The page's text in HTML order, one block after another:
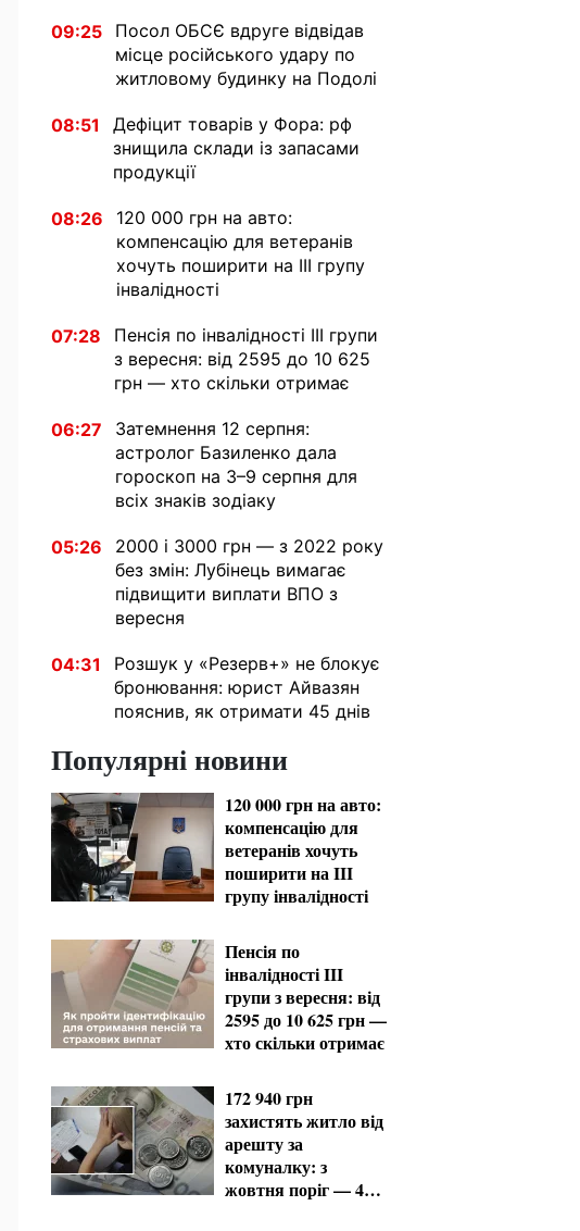
09:25
Посол ОБСЄ вдруге відвідав
місце російського удару по
житловому будинку на Подолі
08:51
Дефіцит товарів у Фора: рф
знищила склади із запасами
продукції
08:26
120 000 грн на авто:
компенсацію для ветеранів
хочуть поширити на III групу
інвалідності
07:28
Пенсія по інвалідності III групи
з вересня: від 2595 до 10 625
грн — хто скільки отримає
06:27
Затемнення 12 серпня:
астролог Базиленко дала
гороскоп на 3–9 серпня для
всіх знаків зодіаку
05:26
2000 і 3000 грн — з 2022 року
без змін: Лубінець вимагає
підвищити виплати ВПО з
вересня
04:31
Розшук у «Резерв+» не блокує
бронювання: юрист Айвазян
пояснив, як отримати 45 днів
Популярні новини
120 000 грн на авто:
компенсацію для
ветеранів хочуть
поширити на III
групу інвалідності
Пенсія по
інвалідності III
групи з вересня: від
2595 до 10 625 грн —
хто скільки отримає
172 940 грн
захистять житло від
арешту за
комуналку: з
жовтня поріг — 432